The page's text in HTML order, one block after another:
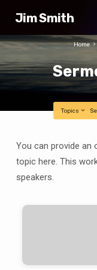
Jim Smith
Home
Topics
Sermons
on
Missions
You can provide an
topic here. This
speakers.